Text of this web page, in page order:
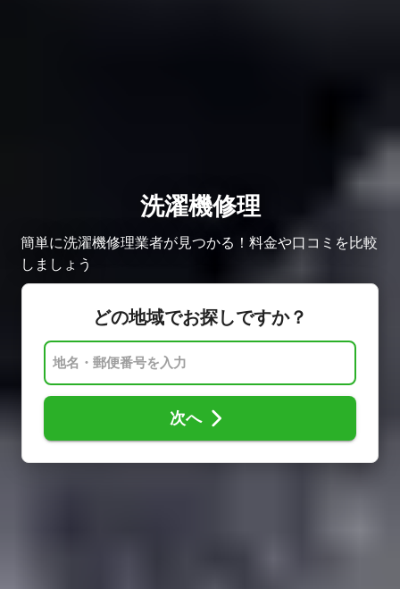
洗濯機修理
簡単に洗濯機修理業者が見つかる！料金や口コミを比較
しましょう
どの地域でお探しですか？
次へ